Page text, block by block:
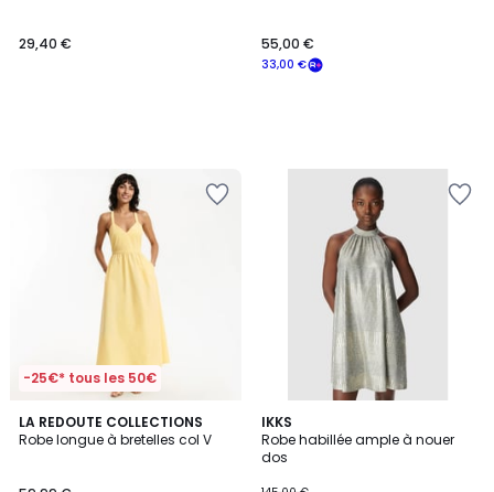
29,40 €
33,00 €
55,00 €
-25€* tous les 50€
LA REDOUTE COLLECTIONS
Robe longue à bretelles col V
3,4
/ 5
2
Couleurs
IKKS
Robe habillée ample à nouer
dos